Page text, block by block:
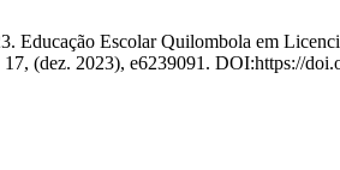
Educação Escolar Quilombola em
17, (dez. 2023), e6239091. DOI:https://